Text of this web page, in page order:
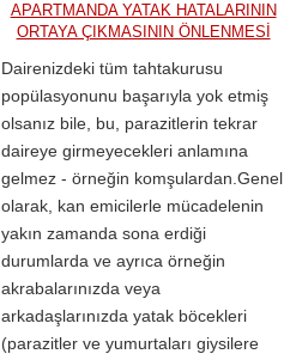
APARTMANDA YATAK HATALARININ
ORTAYA ÇIKMASININ ÖNLENMESI
Dairenizdeki tüm tahtakurusu
popülasyonunu başarıyla yok etmiş
olsanız bile, bu, parazitlerin tekrar
daireye girmeyecekleri anlamına
gelmez - örneğin komşulardan.Genel
olarak, kan emicilerle mücadelenin
yakın zamanda sona erdiği
durumlarda ve ayrıca örneğin
akrabalarınızda veya
arkadaşlarınızda yatak böcekleri
(parazitler ve yumurtaları giysilere